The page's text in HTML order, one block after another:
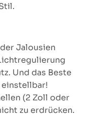
Jalousien
Und das Beste
(2 Zoll oder
zu erdrücken.